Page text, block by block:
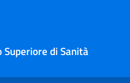
di Sanità